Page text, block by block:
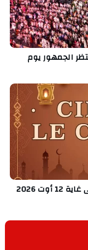
الجمهور يوم
2026